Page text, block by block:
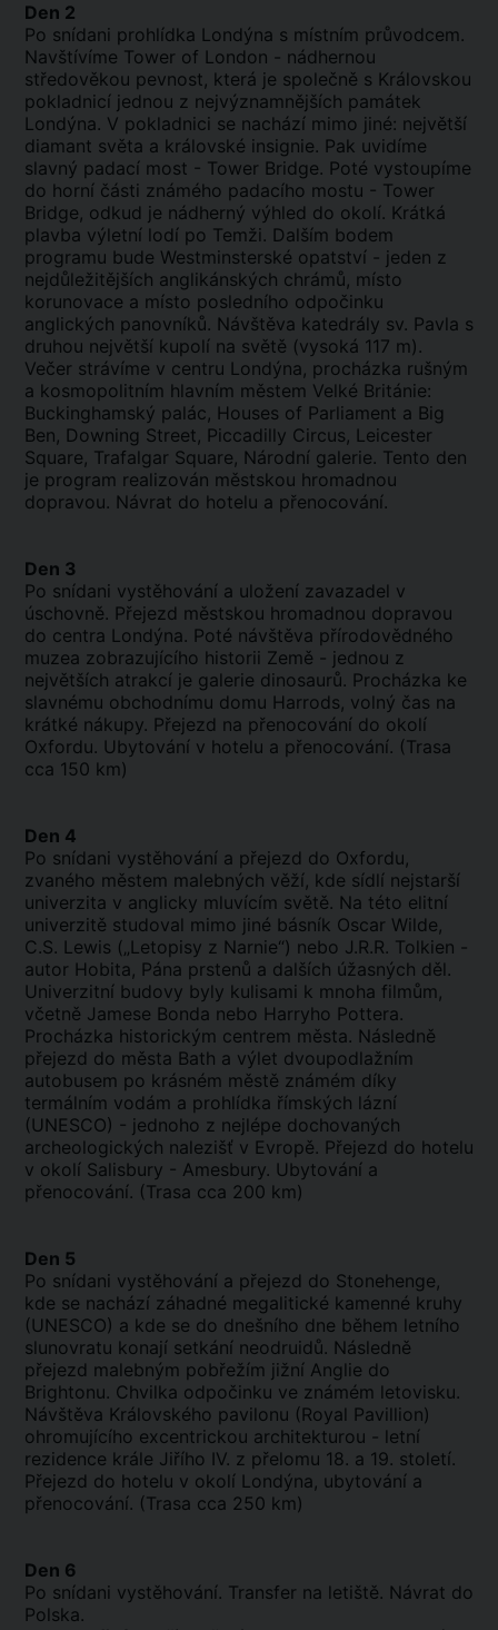
Den 2
Po snídani prohlídka Londýna s místním průvodcem.
Navštívíme Tower of London - nádhernou
středověkou pevnost, která je společně s Královskou
pokladnicí jednou z nejvýznamnějších památek
Londýna. V pokladnici se nachází mimo jiné: největší
diamant světa a královské insignie. Pak uvidíme
slavný padací most - Tower Bridge. Poté vystoupíme
do horní části známého padacího mostu - Tower
Bridge, odkud je nádherný výhled do okolí. Krátká
plavba výletní lodí po Temži. Dalším bodem
programu bude Westminsterské opatství - jeden z
nejdůležitějších anglikánských chrámů, místo
korunovace a místo posledního odpočinku
anglických panovníků. Návštěva katedrály sv. Pavla s
druhou největší kupolí na světě (vysoká 117 m).
Večer strávíme v centru Londýna, procházka rušným
a kosmopolitním hlavním městem Velké Británie:
Buckinghamský palác, Houses of Parliament a Big
Ben, Downing Street, Piccadilly Circus, Leicester
Square, Trafalgar Square, Národní galerie. Tento den
je program realizován městskou hromadnou
dopravou. Návrat do hotelu a přenocování.
Den 3
Po snídani vystěhování a uložení zavazadel v
úschovně. Přejezd městskou hromadnou dopravou
do centra Londýna. Poté návštěva přírodovědného
muzea zobrazujícího historii Země - jednou z
největších atrakcí je galerie dinosaurů. Procházka ke
slavnému obchodnímu domu Harrods, volný čas na
krátké nákupy. Přejezd na přenocování do okolí
Oxfordu. Ubytování v hotelu a přenocování. (Trasa
cca 150 km)
Den 4
Po snídani vystěhování a přejezd do Oxfordu,
zvaného městem malebných věží, kde sídlí nejstarší
univerzita v anglicky mluvícím světě. Na této elitní
univerzitě studoval mimo jiné básník Oscar Wilde,
C.S. Lewis („Letopisy z Narnie“) nebo J.R.R. Tolkien -
autor Hobita, Pána prstenů a dalších úžasných děl.
Univerzitní budovy byly kulisami k mnoha filmům,
včetně Jamese Bonda nebo Harryho Pottera.
Procházka historickým centrem města. Následně
přejezd do města Bath a výlet dvoupodlažním
autobusem po krásném městě známém díky
termálním vodám a prohlídka římských lázní
(UNESCO) - jednoho z nejlépe dochovaných
archeologických nalezišť v Evropě. Přejezd do hotelu
v okolí Salisbury - Amesbury. Ubytování a
přenocování. (Trasa cca 200 km)
Den 5
Po snídani vystěhování a přejezd do Stonehenge,
kde se nachází záhadné megalitické kamenné kruhy
(UNESCO) a kde se do dnešního dne během letního
slunovratu konají setkání neodruidů. Následně
přejezd malebným pobřežím jižní Anglie do
Brightonu. Chvilka odpočinku ve známém letovisku.
Návštěva Královského pavilonu (Royal Pavillion)
ohromujícího excentrickou architekturou - letní
rezidence krále Jiřího IV. z přelomu 18. a 19. století.
Přejezd do hotelu v okolí Londýna, ubytování a
přenocování. (Trasa cca 250 km)
Den 6
Po snídani vystěhování. Transfer na letiště. Návrat do
Polska.